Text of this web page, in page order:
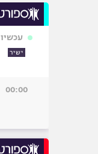
עכשיו
ישיר
00:00